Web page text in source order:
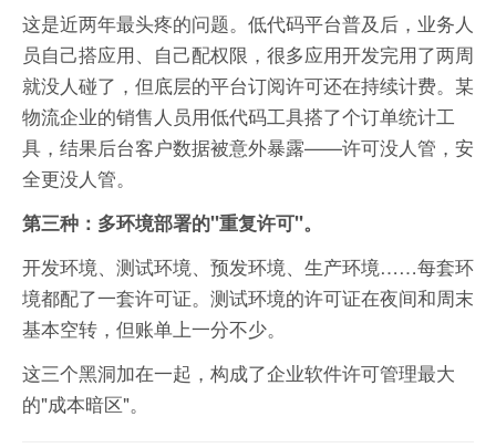
这是近两年最头疼的问题。低代码平台普及后，业务人
员自己搭应用、自己配权限，很多应用开发完用了两周
就没人碰了，但底层的平台订阅许可还在持续计费。某
物流企业的销售人员用低代码工具搭了个订单统计工
具，结果后台客户数据被意外暴露——许可没人管，安
全更没人管。
第三种：多环境部署的"重复许可"。
开发环境、测试环境、预发环境、生产环境……每套环
境都配了一套许可证。测试环境的许可证在夜间和周末
基本空转，但账单上一分不少。
这三个黑洞加在一起，构成了企业软件许可管理最大
的"成本暗区"。